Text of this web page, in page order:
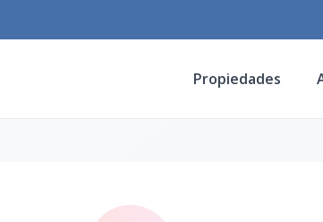
Propiedades